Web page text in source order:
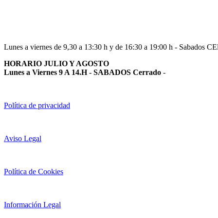
Lunes a viernes de 9,30 a 13:30 h y de 16:30 a 19:00 h - Sabados
HORARIO JULIO Y AGOSTO
Lunes a Viernes 9 A 14.H - SABADOS Cerrado -
Política de privacidad
Aviso Legal
Política de Cookies
Información Legal